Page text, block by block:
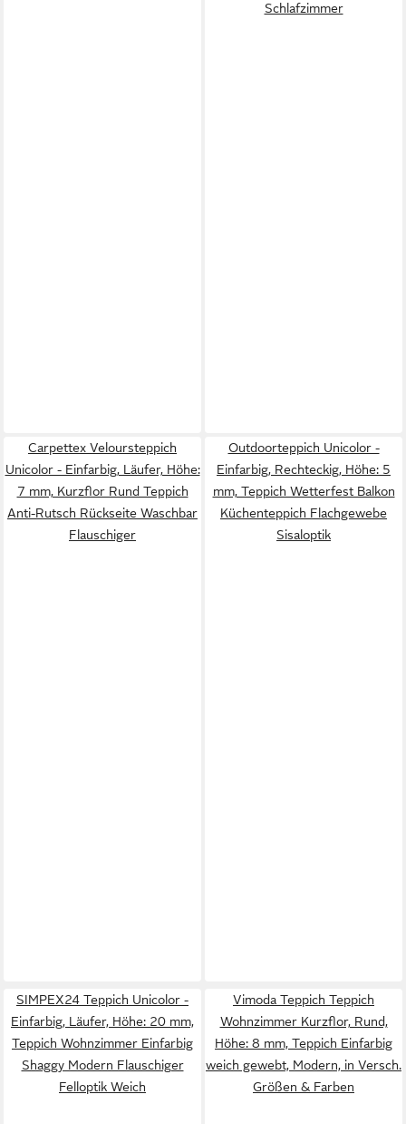
Schlafzimmer
Carpettex Veloursteppich
Unicolor - Einfarbig, Läufer, Höhe:
7 mm, Kurzflor Rund Teppich
Anti-Rutsch Rückseite Waschbar
Flauschiger
Outdoorteppich Unicolor -
Einfarbig, Rechteckig, Höhe: 5
mm, Teppich Wetterfest Balkon
Küchenteppich Flachgewebe
Sisaloptik
SIMPEX24 Teppich Unicolor -
Einfarbig, Läufer, Höhe: 20 mm,
Teppich Wohnzimmer Einfarbig
Shaggy Modern Flauschiger
Felloptik Weich
Vimoda Teppich Teppich
Wohnzimmer Kurzflor, Rund,
Höhe: 8 mm, Teppich Einfarbig
weich gewebt, Modern, in Versch.
Größen & Farben